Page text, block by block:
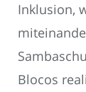
Inklusion,
Blocos